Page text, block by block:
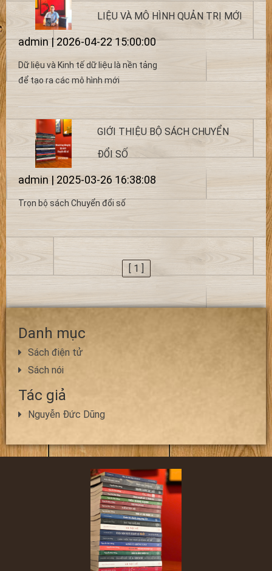
LIỆU VÀ MÔ HÌNH QUẢN TRỊ MỚI
admin | 2026-04-22 15:00:00
Dữ liệu và Kinh tế dữ liệu là nền tảng
để tạo ra các mô hình mới
GIỚI THIỆU BỘ SÁCH CHUYỂN
ĐỔI SỐ
admin | 2025-03-26 16:38:08
Trọn bộ sách Chuyển đổi số
[ 1 ]
Danh mục
Sách điện tử
Sách nói
Tác giả
Nguyễn Đức Dũng